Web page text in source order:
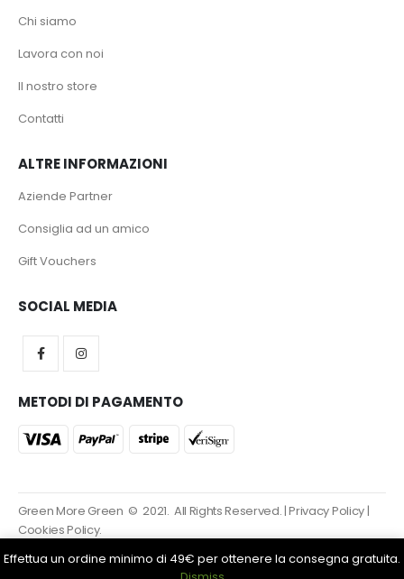
Chi siamo
Lavora con noi
Il nostro store
Contatti
ALTRE INFORMAZIONI
Aziende Partner
Consiglia ad un amico
Gift Vouchers
SOCIAL MEDIA
METODI DI PAGAMENTO
Green More Green © 2021. All Rights Reserved. |Privacy Policy|
Cookies Policy.
Effettua un ordine minimo di 49€ per ottenere la consegna gratuita.